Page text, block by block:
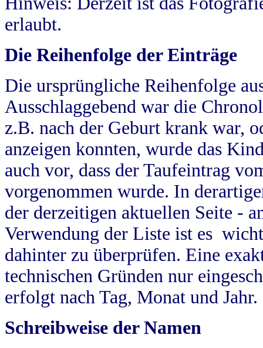
erlaubt.
Die Reihenfolge der Einträge
Die ursprüngliche Reihenfolge
Ausschlaggebend war die
z.B. nach der Geburt krank war,
anzeigen konnten, wurde das
auch vor, dass der Taufeintrag
vorgenommen wurde. In
der derzeitigen aktuellen Seite -
Verwendung der Liste ist es
dahinter zu überprüfen. Eine
technischen Gründen nur
erfolgt nach Tag, Monat und Jahr.
Schreibweise der Namen